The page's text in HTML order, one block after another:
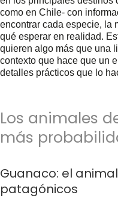
como en Chile- con
encontrar cada especie, la
qué esperar en realidad.
quieren algo más que una
contexto que hace que un
detalles prácticos que lo
Los animales
más
Guanaco: el
patagónicos